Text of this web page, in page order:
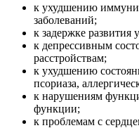
к ухудшению
заболеваний;
к задержке развития
к депрессивным
расстройствам;
к ухудшению
псориаза,
к нарушениям
функции;
к проблемам с